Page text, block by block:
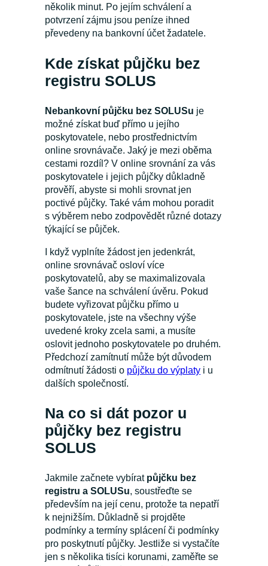
několik minut. Po jejím schválení a
potvrzení zájmu jsou peníze ihned
převedeny na bankovní účet žadatele.
Kde získat půjčku bez
registru SOLUS
Nebankovní půjčku bez SOLUSu je
možné získat buď přímo u jejího
poskytovatele, nebo prostřednictvím
online srovnávače. Jaký je mezi oběma
cestami rozdíl? V online srovnání za vás
poskytovatele i jejich půjčky důkladně
prověří, abyste si mohli srovnat jen
poctivé půjčky. Také vám mohou poradit
s výběrem nebo zodpovědět různé dotazy
týkající se půjček.
I když vyplníte žádost jen jedenkrát,
online srovnávač osloví více
poskytovatelů, aby se maximalizovala
vaše šance na schválení úvěru. Pokud
budete vyřizovat půjčku přímo u
poskytovatele, jste na všechny výše
uvedené kroky zcela sami, a musíte
oslovit jednoho poskytovatele po druhém.
Předchozí zamítnutí může být důvodem
odmítnutí žádosti o půjčku do výplaty i u
dalších společností.
Na co si dát pozor u
půjčky bez registru
SOLUS
Jakmile začnete vybírat půjčku bez
registru a SOLUSu, soustřeďte se
především na její cenu, protože ta nepatří
k nejnižším. Důkladně si projděte
podmínky a termíny splácení či podmínky
pro poskytnutí půjčky. Jestliže si vystačíte
jen s několika tisíci korunami, zaměřte se